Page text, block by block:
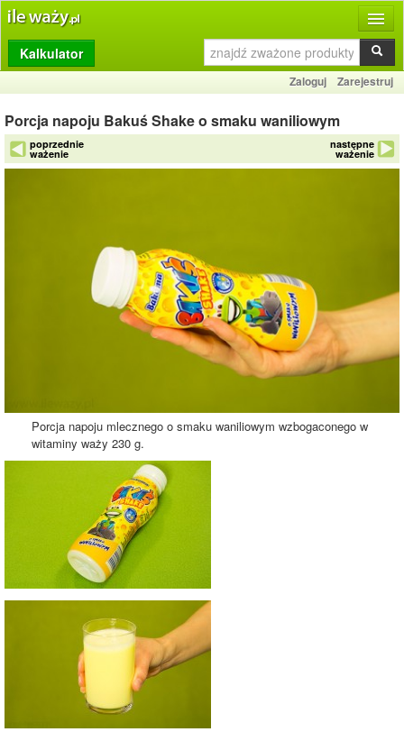
Produkty
Dziennik
Przelicznik
Porównywarka
Kalkulator
Zaloguj Zarejestruj
Porcja napoju Bakuś Shake o smaku waniliowym
poprzednie
ważenie
następne
ważenie
Porcja napoju mlecznego o smaku waniliowym wzbogaconego w
witaminy waży 230 g.